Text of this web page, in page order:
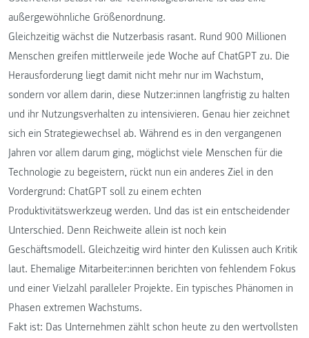
außergewöhnliche Größenordnung.
Gleichzeitig wächst die Nutzerbasis rasant. Rund 900 Millionen
Menschen greifen mittlerweile jede Woche auf ChatGPT zu. Die
Herausforderung liegt damit nicht mehr nur im Wachstum,
sondern vor allem darin, diese Nutzer:innen langfristig zu halten
und ihr Nutzungsverhalten zu intensivieren. Genau hier zeichnet
sich ein Strategiewechsel ab. Während es in den vergangenen
Jahren vor allem darum ging, möglichst viele Menschen für die
Technologie zu begeistern, rückt nun ein anderes Ziel in den
Vordergrund: ChatGPT soll zu einem echten
Produktivitätswerkzeug werden. Und das ist ein entscheidender
Unterschied. Denn Reichweite allein ist noch kein
Geschäftsmodell. Gleichzeitig wird hinter den Kulissen auch Kritik
laut. Ehemalige Mitarbeiter:innen berichten von fehlendem Fokus
und einer Vielzahl paralleler Projekte. Ein typisches Phänomen in
Phasen extremen Wachstums.
Fakt ist: Das Unternehmen zählt schon heute zu den wertvollsten